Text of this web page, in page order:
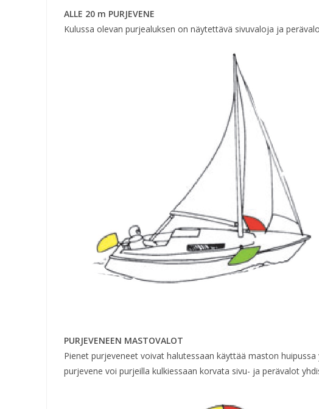
ALLE 20 m PURJEVENE
Kulussa olevan purjealuksen on näytettävä sivuvaloja ja
PURJEVENEEN MASTOVALOT
Pienet purjeveneet voivat halutessaan käyttää maston
purjevene voi purjeilla kulkiessaan korvata sivu- ja perävalot